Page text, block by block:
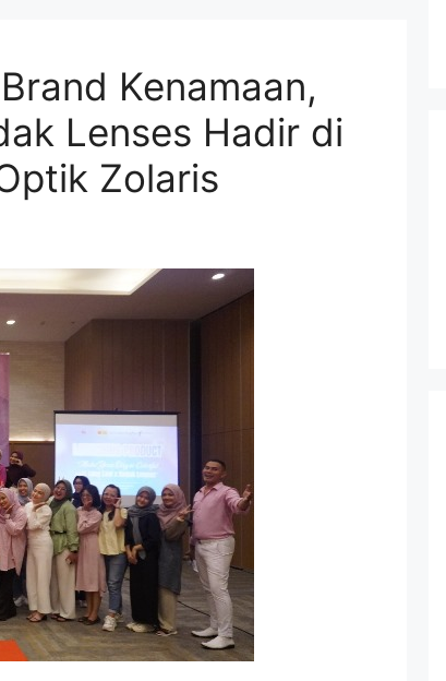
Kenamaan,
Lenses Hadir di
Zolaris